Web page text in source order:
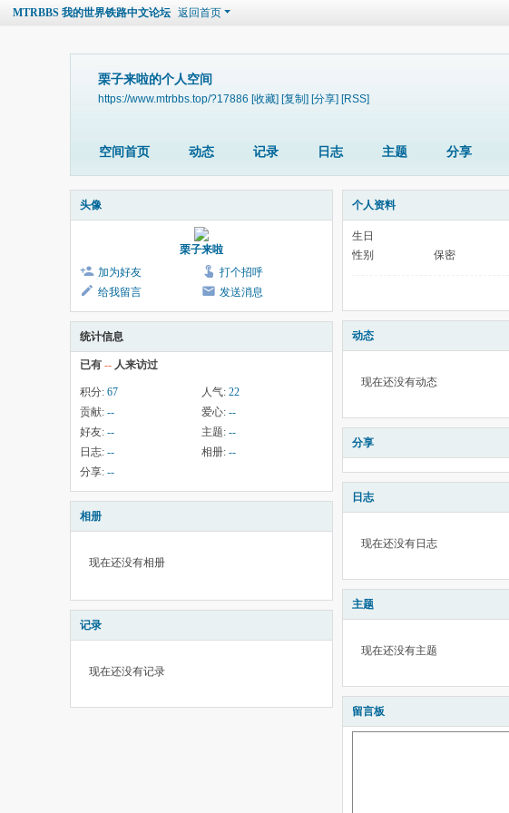
MTRBBS 我的世界铁路中文论坛 返回首页
栗子来啦的个人空间
https://www.mtrbbs.top/?17886 [收藏] [复制] [分享] [RSS]
空间首页 动态 记录 日志 主题 分享
头像
栗子来啦
加为好友
打个招呼
给我留言
发送消息
统计信息
已有 -- 人来访过
积分: 67 人气: 22
贡献: -- 爱心: --
好友: -- 主题: --
日志: -- 相册: --
分享: --
相册
现在还没有相册
记录
现在还没有记录
个人资料
生日
性别
保密
动态
现在还没有动态
分享
日志
现在还没有日志
主题
现在还没有主题
留言板